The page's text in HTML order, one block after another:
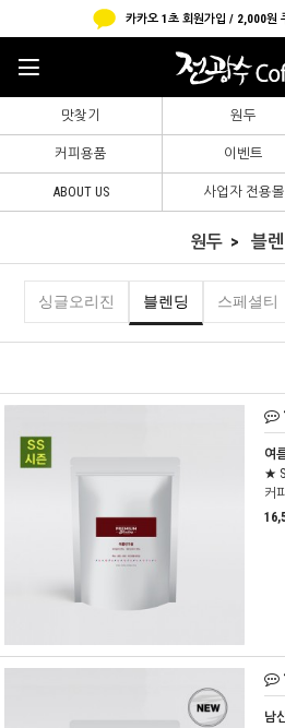
카카오 1초 회원가입 / 2,000원
맛찾기 원두
커피용품 이벤트
ABOUT US 사업자 전용몰
원두 블
싱글오리진 블렌딩 스페셜티
여
★
커
남